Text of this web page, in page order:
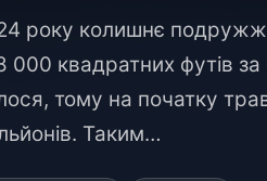
року колишнє
квадратних футів за
тому на початку
Таким…